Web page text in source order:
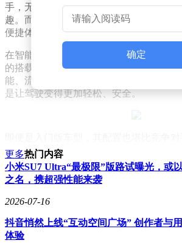
手，无论是城市穿梭还是高速巡航，都
趣。而后排移动控制屏的加入，更是为
便捷体验，让旅途中的娱乐与舒适并存。
在智能科技方面，该车型同样走在前列。
的搭载，不仅提升了车机的运行速度，
能、流畅的交互体验。而小米端到端辅
是让驾驶变得更加轻松、安全。
疑为消费者提供了更多的选择和更高的性
配色车型的推出，相信它将在市场上掀
确定
更多热门内容
小米SU7 Ultra“最极限”版路试曝光，或
之名，携超强性能来袭
2026-07-16
抖音悄然上线“互动空间广场” 创作者与
体验